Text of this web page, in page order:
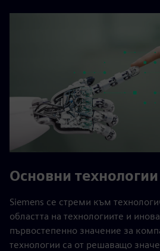
Основни
Siemens се стреми към
областта на технологиите и
първостепенно значение за
технологии са от решаващо